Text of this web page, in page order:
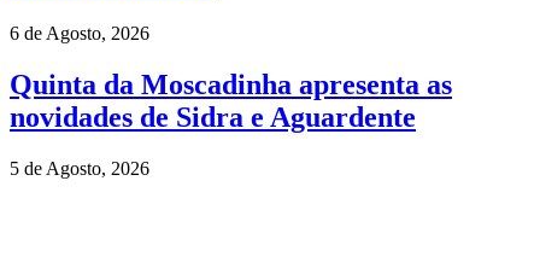
6 de Agosto, 2026
Quinta da Moscadinha apresenta as
novidades de Sidra e Aguardente
5 de Agosto, 2026